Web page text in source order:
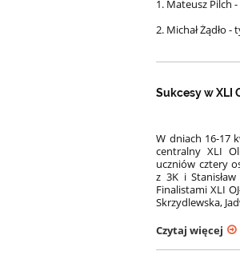
1. Mateusz Pilch
2. Michał Żądło
Sukcesy w XLI
W dniach 16-17
centralny XLI
uczniów cztery
z 3K i
Finalistami XLI
Skrzydlewska,
Czytaj więcej